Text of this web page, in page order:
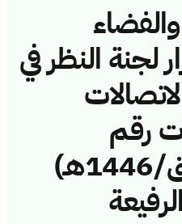
لجنة النظر في
رقم
(46114331/ق/1446هـ)